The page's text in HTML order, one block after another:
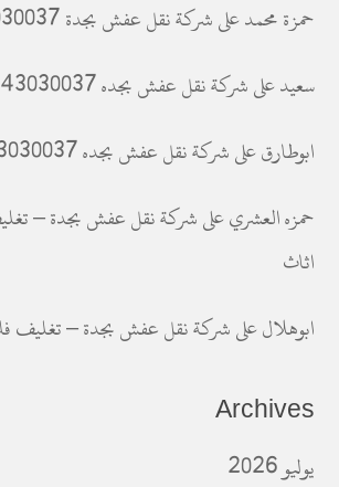
حمزة محمدعلىشركة نقل عفش بجدة 0543030037
سعيدعلىشركة نقل عفش بجده 0543030037 زهرة الحجاز
ابوطارقعلىشركة نقل عفش بجده 0543030037 زهرة الحجاز
حمزه العشريعلىشركة نقل عفش بجدة –
اثاث
ابوهلالعلىشركة نقل عفش بجدة – تغليف
Archives
يوليو 2026